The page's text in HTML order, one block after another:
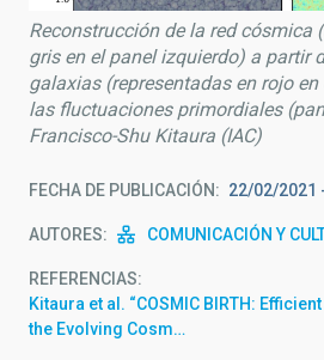
Reconstrucción de la red cósmica
gris en el panel izquierdo) a partir
galaxias (representadas en rojo
las fluctuaciones primordiales
Francisco-Shu Kitaura (IAC)
FECHA DE PUBLICACIÓN 22/02/2021
AUTORES COMUNICACIÓN Y
REFERENCIAS
Kitaura et al. “COSMIC BIRTH:
the Evolving Cosm…